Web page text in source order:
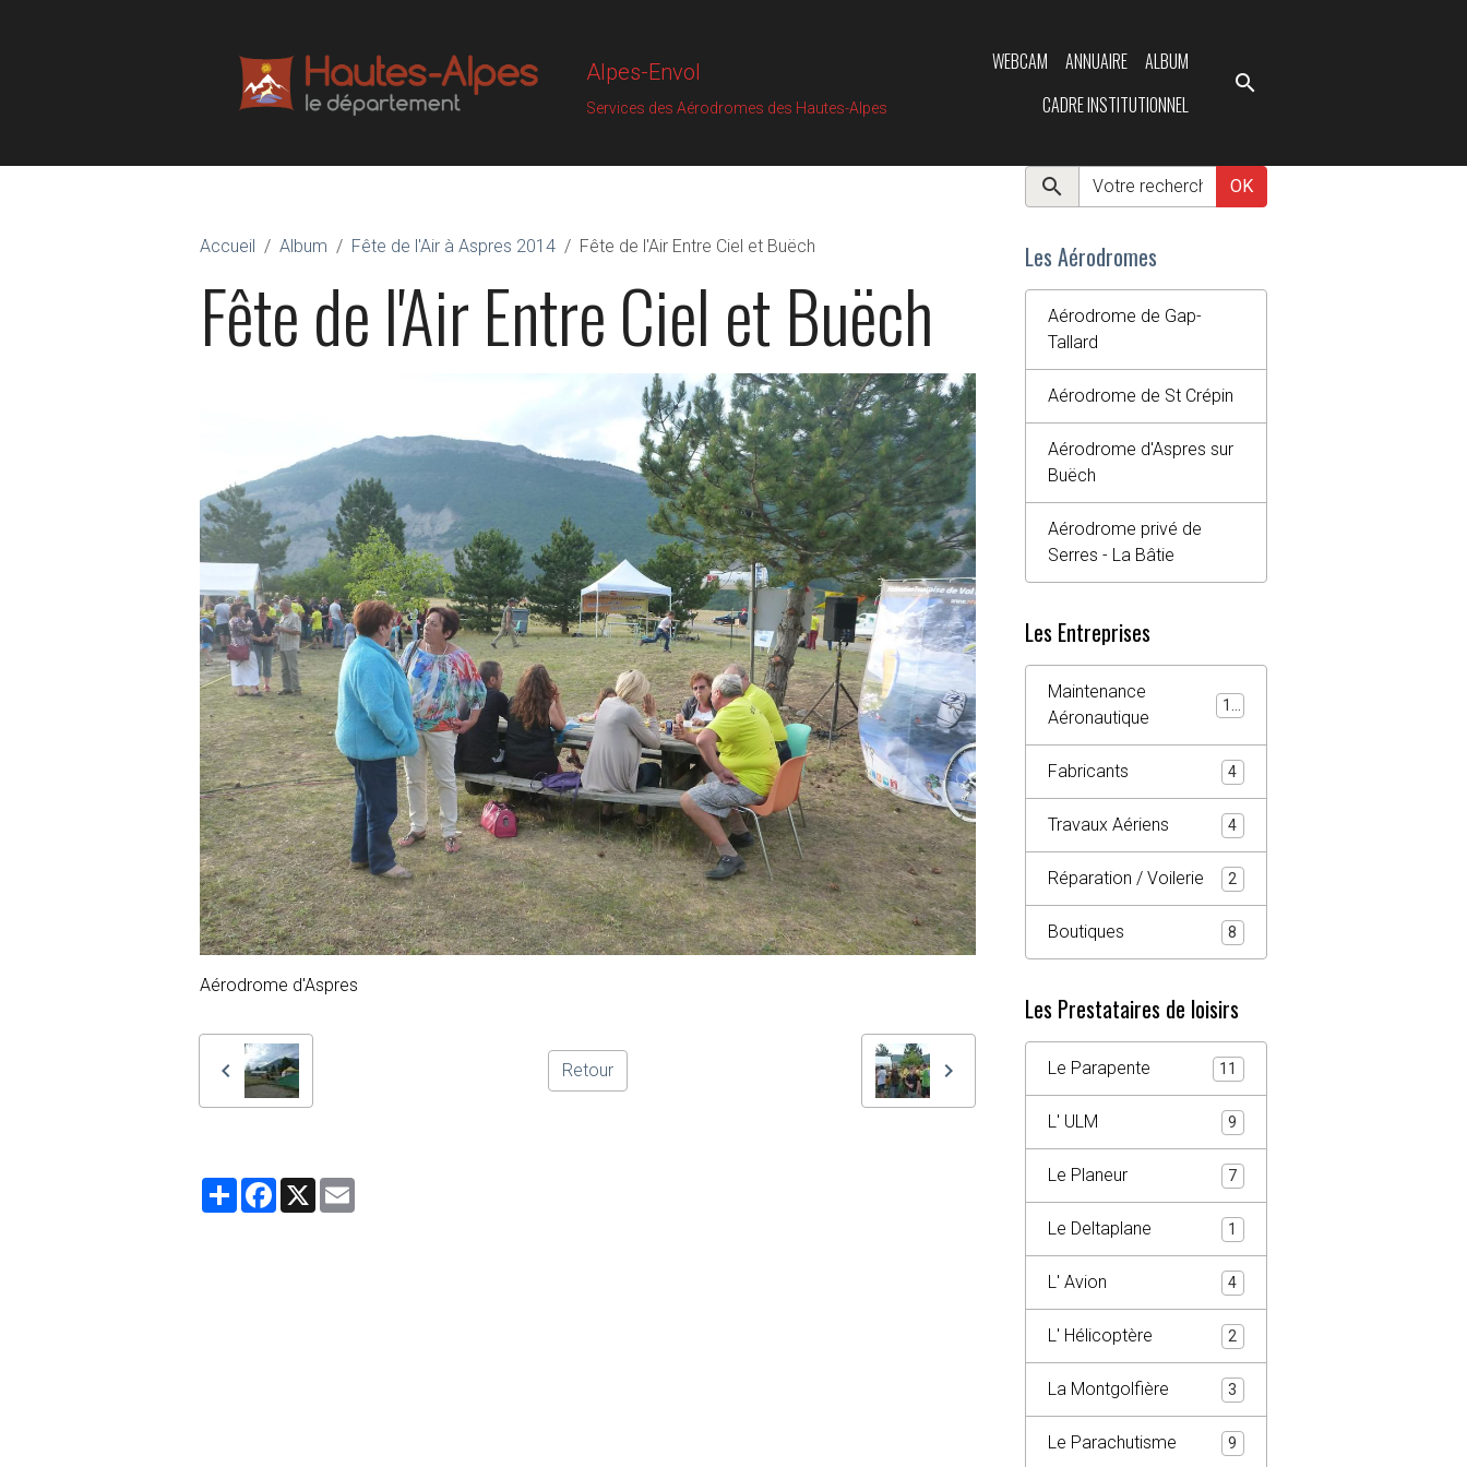
Alpes-Envol
Services des Aérodromes des Hautes-Alpes
WEBCAM ANNUAIRE
ALBUM
CADRE INSTITUTIONNEL
Accueil Album Fête de l'Air à Aspres 2014 Fête de l'Air Entre Ciel et Buëch
Fête de l'Air Entre Ciel et Buëch
Aérodrome d'Aspres
Retour
PartagerFacebook
X
OK
Les Aérodromes
Aérodrome de Gap-
Tallard
Aérodrome de St Crépin
Aérodrome d'Aspres sur
Buëch
Aérodrome privé de
Serres - La Bâtie
Les Entreprises
Maintenance
Aéronautique
Fabricants 4
Travaux Aériens 4
Réparation / Voilerie 2
Boutiques 8
Les Prestataires de loisirs
Le Parapente 11
L' ULM 9
Le Planeur 7
Le Deltaplane 1
L' Avion 4
L' Hélicoptère 2
La Montgolfière 3
Le Parachutisme 9